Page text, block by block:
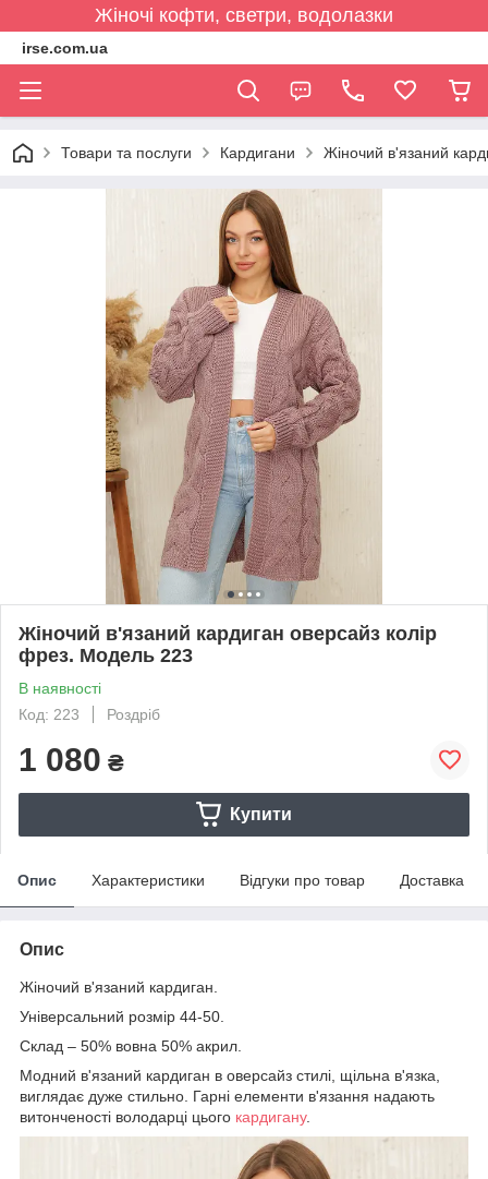
Жіночі кофти, светри, водолазки
irse.com.ua
Товари та послуги Кардигани Жіночий в'язаний
Жіночий в'язаний кардиган оверсайз колір
фрез. Модель 223
В наявності
Код: 223
Роздріб
1 080 ₴
Купити
Опис Характеристики Відгуки про товар Доставка
Опис
Жіночий в'язаний кардиган.
Універсальний розмір 44-50.
Склад – 50% вовна 50% акрил.
Модний в'язаний кардиган в оверсайз стилі, щільна в'язка,
виглядає дуже стильно. Гарні елементи в'язання надають
витонченості володарці цього кардигану.